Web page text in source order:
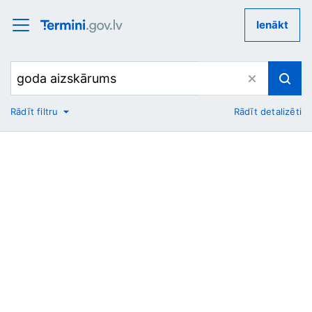
Ienākt
No
Rādīt filtru Rādīt detalizēti